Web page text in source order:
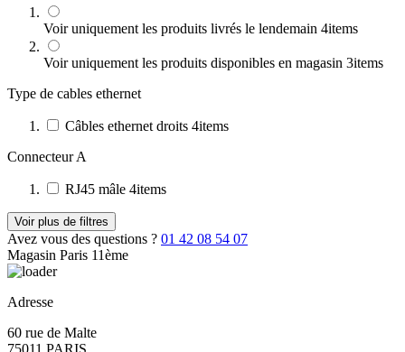
Voir uniquement les produits livrés le lendemain 4items
Voir uniquement les produits disponibles en magasin 3items
Type de cables ethernet
Câbles ethernet droits 4items
Connecteur A
RJ45 mâle 4items
Voir plus de filtres
Avez vous des questions ? 01 42 08 54 07
Magasin Paris 11ème
Adresse
60 rue de Malte
75011 PARIS